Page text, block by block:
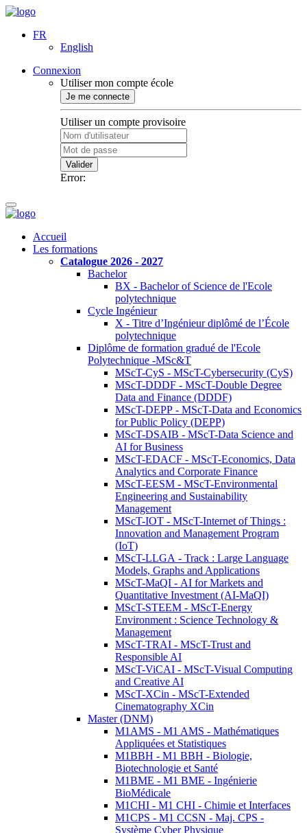
FR
English
Connexion
Utiliser mon compte école
Je me connecte
Utiliser un compte provisoire
Valider
Error:
Accueil
Les formations
Catalogue 2026 - 2027
Bachelor
BX - Bachelor of Science de l'Ecole
polytechnique
Cycle Ingénieur
X - Titre d’Ingénieur diplômé de l’École
polytechnique
Diplôme de formation gradué de l'Ecole
Polytechnique -MSc&T
MScT-CyS - MScT-Cybersecurity (CyS)
MScT-DDDF - MScT-Double Degree
Data and Finance (DDDF)
MScT-DEPP - MScT-Data and Economics
for Public Policy (DEPP)
MScT-DSAIB - MScT-Data Science and
AI for Business
MScT-EDACF - MScT-Economics, Data
Analytics and Corporate Finance
MScT-EESM - MScT-Environmental
Engineering and Sustainability
Management
MScT-IOT - MScT-Internet of Things :
Innovation and Management Program
(IoT)
MScT-LLGA - Track : Large Language
Models, Graphs and Applications
MScT-MaQI - AI for Markets and
Quantitative Investment (AI-MaQI)
MScT-STEEM - MScT-Energy
Environment : Science Technology &
Management
MScT-TRAI - MScT-Trust and
Responsible AI
MScT-ViCAI - MScT-Visual Computing
and Creative AI
MScT-XCin - MScT-Extended
Cinematography XCin
Master (DNM)
M1AMS - M1 AMS - Mathématiques
Appliquées et Statistiques
M1BBH - M1 BBH - Biologie,
Biotechnologie et Santé
M1BME - M1 BME - Ingénierie
BioMédicale
M1CHI - M1 CHI - Chimie et Interfaces
M1CPS - M1 CCSN - Maj. CPS -
Système Cyber Physique